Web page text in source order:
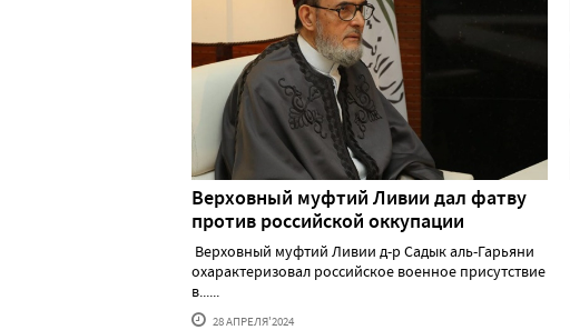
Верховный муфтий Ливии дал фатву
против российской оккупации
Верховный муфтий Ливии д-р Садык аль-Гарьяни
охарактеризовал российское военное присутствие
в......
28 АПРЕЛЯ'2024